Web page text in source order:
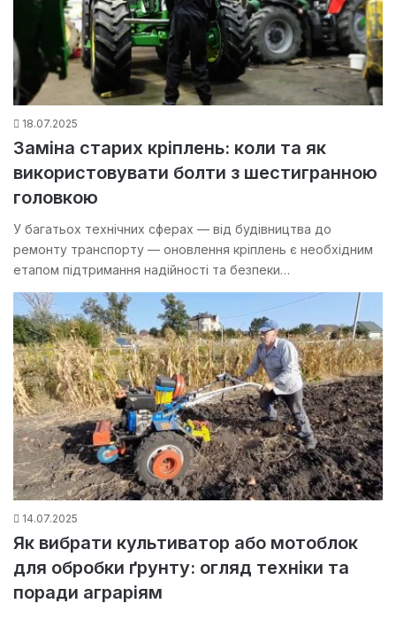
18.07.2025
Заміна старих кріплень: коли та як
використовувати болти з шестигранною
головкою
У багатьох технічних сферах — від будівництва до
ремонту транспорту — оновлення кріплень є необхідним
етапом підтримання надійності та безпеки…
14.07.2025
Як вибрати культиватор або мотоблок
для обробки ґрунту: огляд техніки та
поради аграріям